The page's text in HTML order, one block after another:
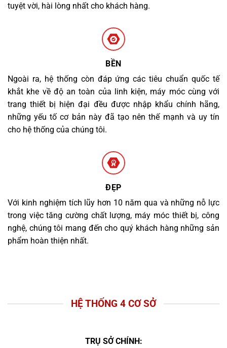
tuyệt vời, hài lòng nhất cho khách hàng.
BỀN
Ngoài ra, hệ thống còn đáp ứng các tiêu chuẩn quốc tế
khắt khe về độ an toàn của linh kiện, máy móc cùng với
trang thiết bị hiện đại đều được nhập khẩu chính hãng,
những yếu tố cơ bản này đã tạo nên thế mạnh và uy tín
cho hệ thống của chúng tôi.
ĐẸP
Với kinh nghiệm tích lũy hơn 10 năm qua và những nỗ lực
trong việc tăng cường chất lượng, máy móc thiết bị, công
nghệ, chúng tôi mang đến cho quý khách hàng những sản
phẩm hoàn thiện nhất.
HỆ THỐNG 4 CƠ SỞ
TRỤ SỞ CHÍNH: